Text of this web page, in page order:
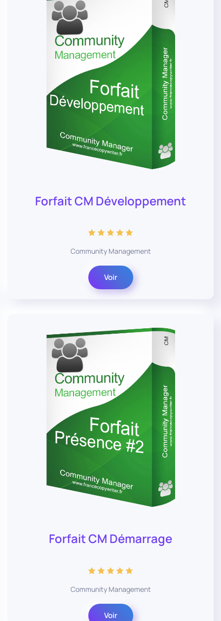
Forfait CM Développement
Community Management
Voir
Forfait CM Démarrage
Community Management
Voir